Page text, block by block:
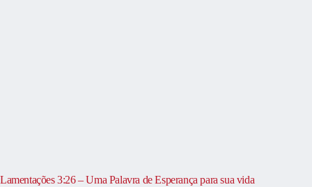
Lamentações 3:26 – Uma Palavra de Esperança para sua vida